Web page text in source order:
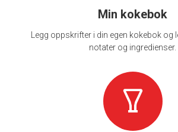
Min kokebok
Legg oppskrifter i din egen kokebok og
notater og ingredienser.